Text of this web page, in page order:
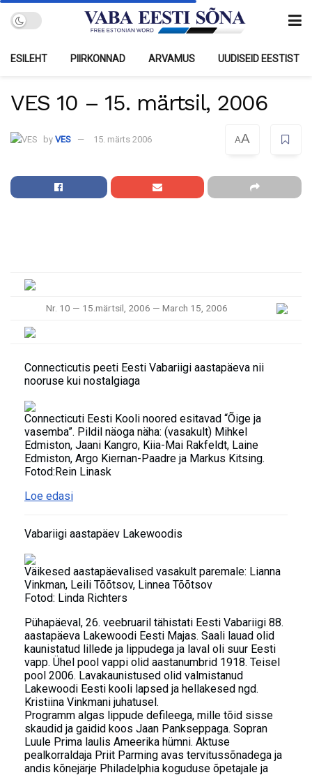
ESILEHT PIIRKONNAD ARVAMUS UUDISEID EESTIST
VES 10 – 15. märtsil, 2006
by VES 15. märts 2006 AA
Nr. 10 — 15.märtsil, 2006 — March 15, 2006
Connecticutis peeti Eesti Vabariigi aastapäeva nii
nooruse kui nostalgiaga
Connecticuti Eesti Kooli noored esitavad “Õige ja
vasemba”. Pildil näoga näha: (vasakult) Mihkel
Edmiston, Jaani Kangro, Kiia-Mai Rakfeldt, Laine
Edmiston, Argo Kiernan-Paadre ja Markus Kitsing.
Fotod:Rein Linask
Loe edasi
Vabariigi aastapäev Lakewoodis
Väikesed aastapäevalised vasakult paremale: Lianna
Vinkman, Leili Tõõtsov, Linnea Tõõtsov
Fotod: Linda Richters
Pühapäeval, 26. veebruaril tähistati Eesti Vabariigi 88.
aastapäeva Lakewoodi Eesti Majas. Saali lauad olid
kaunistatud lillede ja lippudega ja laval oli suur Eesti
vapp. Ühel pool vappi olid aastanumbrid 1918. Teisel
pool 2006. Lavakaunistused olid valmistanud
Lakewoodi Eesti kooli lapsed ja hellakesed ngd.
Kristiina Vinkmani juhatusel.
Programm algas lippude defileega, mille tõid sisse
skaudid ja gaidid koos Jaan Pankseppaga. Sopran
Luule Prima laulis Ameerika hümni. Aktuse
pealkorraldaja Priit Parming avas tervitussõnadega ja
andis kõnejärje Philadelphia koguduse õpetajale ja